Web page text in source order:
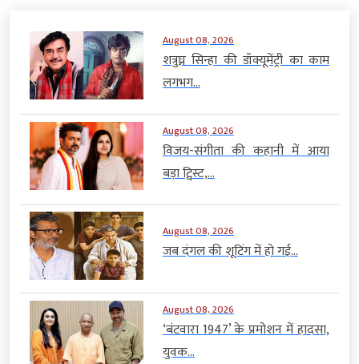
August 08, 2026
शत्रुघ्न सिन्हा की डॉक्यूमेंट्री का काम
लगभग...
August 08, 2026
विजय-संगीता की कहानी में आया
बड़ा ट्विस्ट,...
August 08, 2026
जब दंगल की शूटिंग में हो गई...
August 08, 2026
‘बंटवारा 1947’ के प्रमोशन में हादसा,
युवक...